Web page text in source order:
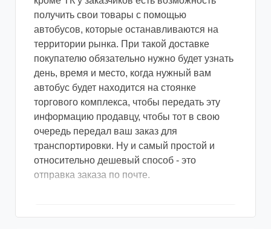
получить свои товары с помощью
автобусов, которые останавливаются на
территории рынка. При такой доставке
покупателю обязательно нужно будет узнать
день, время и место, когда нужный вам
автобус будет находится на стоянке
торгового комплекса, чтобы передать эту
информацию продавцу, чтобы тот в свою
очередь передал ваш заказ для
транспортировки. Ну и самый простой и
относительно дешевый способ - это
отправка заказа по почте.